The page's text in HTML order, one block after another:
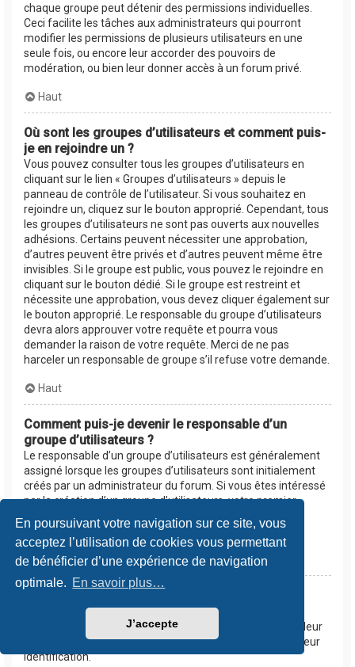
En poursuivant votre navigation sur ce site, vous
acceptez l’utilisation de cookies vous permettant
de bénéficier d’une expérience de navigation
optimale. En savoir plus…
J’accepte
chaque groupe peut détenir des permissions individuelles.
Ceci facilite les tâches aux administrateurs qui pourront
modifier les permissions de plusieurs utilisateurs en une
seule fois, ou encore leur accorder des pouvoirs de
modération, ou bien leur donner accès à un forum privé.
Haut
Où sont les groupes d’utilisateurs et comment puis-
je en rejoindre un ?
Vous pouvez consulter tous les groupes d’utilisateurs en
cliquant sur le lien « Groupes d’utilisateurs » depuis le
panneau de contrôle de l’utilisateur. Si vous souhaitez en
rejoindre un, cliquez sur le bouton approprié. Cependant, tous
les groupes d’utilisateurs ne sont pas ouverts aux nouvelles
adhésions. Certains peuvent nécessiter une approbation,
d’autres peuvent être privés et d’autres peuvent même être
invisibles. Si le groupe est public, vous pouvez le rejoindre en
cliquant sur le bouton dédié. Si le groupe est restreint et
nécessite une approbation, vous devez cliquer également sur
le bouton approprié. Le responsable du groupe d’utilisateurs
devra alors approuver votre requête et pourra vous
demander la raison de votre requête. Merci de ne pas
harceler un responsable de groupe s’il refuse votre demande.
Haut
Comment puis-je devenir le responsable d’un
groupe d’utilisateurs ?
Le responsable d’un groupe d’utilisateurs est généralement
assigné lorsque les groupes d’utilisateurs sont initialement
créés par un administrateur du forum. Si vous êtes intéressé
par la création d’un groupe d’utilisateurs, votre premier
contact devrait être un administrateur. Essayez de le
contacter en lui envoyant un message privé.
Haut
apparaissent dans une couleur différente ?
Les administrateurs du forum peuvent assigner une couleur
aux membres d’un groupe d’utilisateurs afin de faciliter leur
identification.